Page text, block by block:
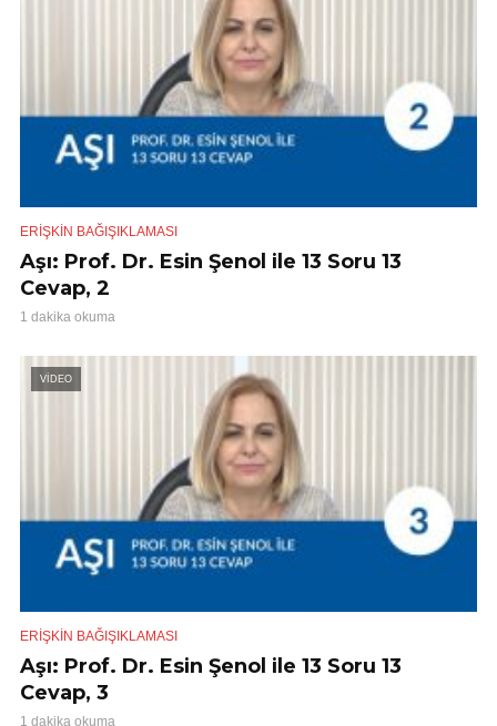
ERIŞKIN BAĞIŞIKLAMASI
Aşı: Prof. Dr. Esin Şenol ile 13 Soru 13
Cevap, 2
1 dakika okuma
VİDEO
ERIŞKIN BAĞIŞIKLAMASI
Aşı: Prof. Dr. Esin Şenol ile 13 Soru 13
Cevap, 3
1 dakika okuma